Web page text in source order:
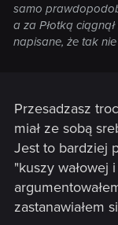
samo
a za Płotką
napisane, że tak nie
Przesadzasz
miał ze sobą
Jest to bardziej
"kuszy wałowej
zastanawiałem